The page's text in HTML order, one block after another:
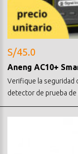
S/45.0
Aneng AC10+
Verifique la seguridad
detector de prueba